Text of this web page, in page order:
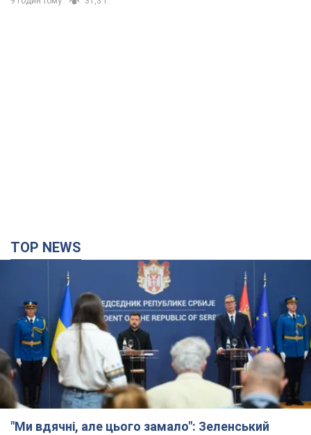
TOP NEWS
"Ми вдячні, але цього замало": Зеленський